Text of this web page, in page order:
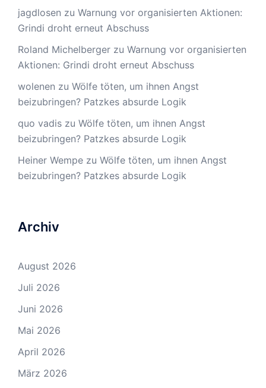
jagdlosen zu Warnung vor organisierten Aktionen:
Grindi droht erneut Abschuss
Roland Michelberger zu Warnung vor organisierten
Aktionen: Grindi droht erneut Abschuss
wolenen zu Wölfe töten, um ihnen Angst
beizubringen? Patzkes absurde Logik
quo vadis zu Wölfe töten, um ihnen Angst
beizubringen? Patzkes absurde Logik
Heiner Wempe zu Wölfe töten, um ihnen Angst
beizubringen? Patzkes absurde Logik
Archiv
August 2026
Juli 2026
Juni 2026
Mai 2026
April 2026
März 2026